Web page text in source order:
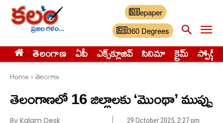
epaper
360 Degrees
తెలంగాణ ఏపీ ఎక్స్‌క్లూజివ్‌ సినిమా క్రైమ్ స్పోర్ట్స్
Home తెలంగాణ
తెలంగాణలో 16 జిల్లాలకు ‘మొంథా’ ముప్పు
By Kalam Desk 29 October 2025, 2:27 pm